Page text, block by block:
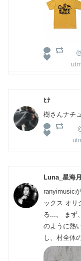
ﾋﾅ
樹さんナチ
Luna_星海月
ranyimusic
ックス オリ
る...。 まず
のように熱
し、村全体